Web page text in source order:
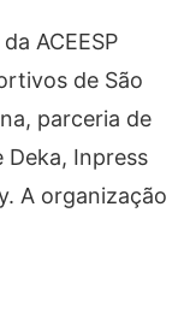
ACEESP
de São
parceria de
Deka, Inpress
A organização